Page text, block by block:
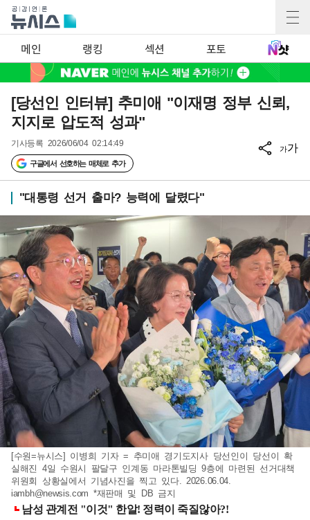
메인 랭킹 섹션 포토
[당선인 인터뷰] 추미애 "이재명 정부 신뢰,
지지로 압도적 성과"
기사등록 2026/06/04 02:14:49
구글에서 선호하는 매체로 추가
가가
"대통령 선거 출마? 능력에 달렸다"
[수원=뉴시스] 이병희 기자 = 추미애 경기도지사 당선인이 당선이 확
실해진 4일 수원시 팔달구 인계동 마라톤빌딩 9층에 마련된 선거대책
위원회 상황실에서 기념사진을 찍고 있다. 2026.06.04.
iambh@newsis.com *재판매 및 DB 금지